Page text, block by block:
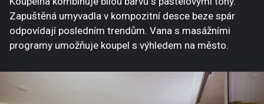
Zapuštěná umyvadla v kompozitní desce beze spár
odpovídají posledním trendům. Vana s masážními
programy umožňuje koupel s výhledem na město.